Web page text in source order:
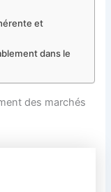
et
dans le
des marchés